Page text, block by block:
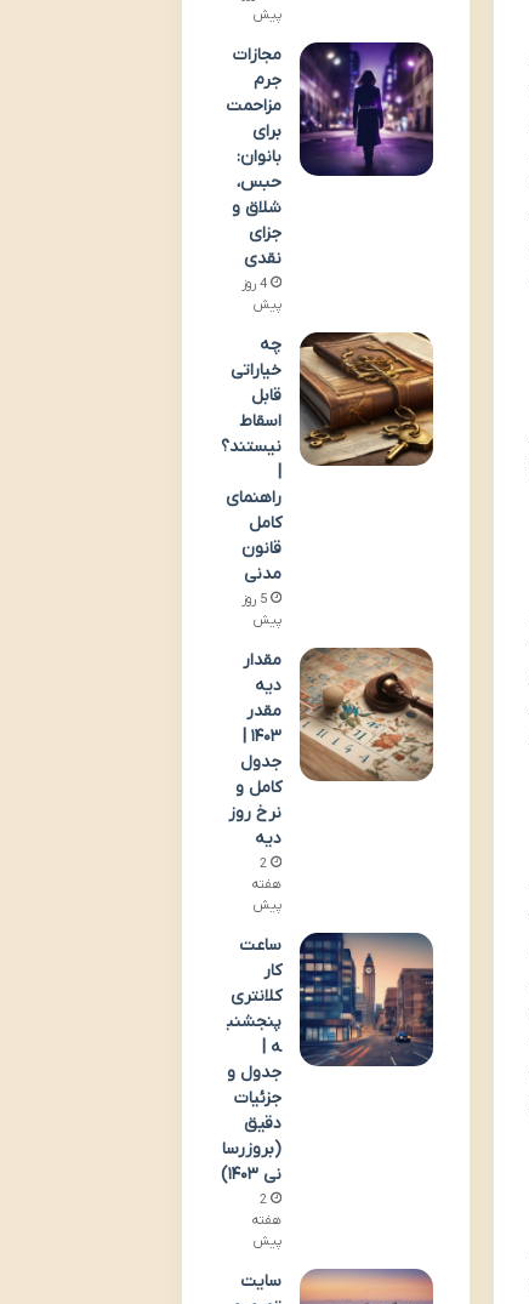
پیش
مجازات
جرم
مزاحمت
برای
بانوان:
حبس،
شلاق و
جزای
نقدی
4 روز
پیش
چه
خیاراتی
قابل
اسقاط
نیستند؟
|
راهنمای
کامل
قانون
مدنی
5 روز
پیش
مقدار
دیه
مقدر
۱۴۰۳ |
جدول
کامل و
نرخ روز
دیه
2
هفته
پیش
ساعت
کار
کلانتری
پنجشنب
ه |
جدول و
جزئیات
دقیق
(بروزرسا
نی ۱۴۰۳)
2
هفته
پیش
سایت